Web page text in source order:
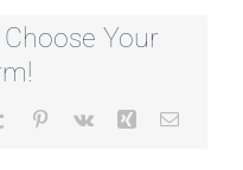
Your
Tumblr Pinterest
Vk Xing Email